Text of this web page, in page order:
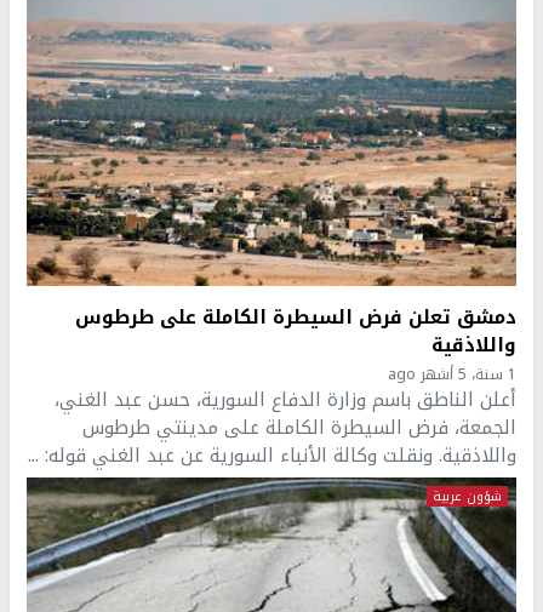
دمشق تعلن فرض السيطرة الكاملة على طرطوس
واللاذقية
1 سنة، 5 أشهر ago
أعلن الناطق باسم وزارة الدفاع السورية، حسن عبد الغني،
الجمعة، فرض السيطرة الكاملة على مدينتي طرطوس
واللاذقية. ونقلت وكالة الأنباء السورية عن عبد الغني قوله: ...
شؤون عربية